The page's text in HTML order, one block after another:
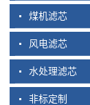
煤机滤芯
风电滤芯
水处理滤芯
非标定制